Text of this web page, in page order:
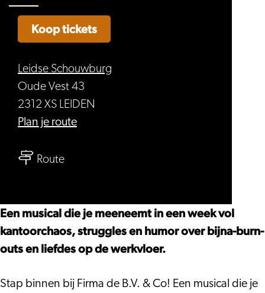
Leidse Schouwburg
Oude Vest 43
2312 XS LEIDEN
Plan je routenaar
Firma
de
BV
Co
Routenaar
Tooneel
–
Firma
BV
Koop tickets
Een musical die je meeneemt in een week vol
kantoorchaos, struggles en humor over bijna-burn-
outs en liefdes op de werkvloer.
Stap binnen bij Firma de B.V. & Co! Een musical die je